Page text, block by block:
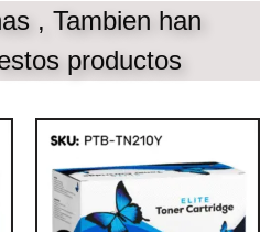
, Tambien han
productos